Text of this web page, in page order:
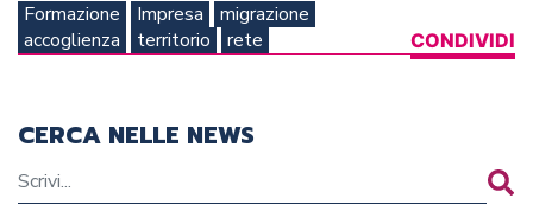
Formazione
Impresa
migrazione
accoglienza
territorio rete CONDIVIDI
CERCA NELLE NEWS